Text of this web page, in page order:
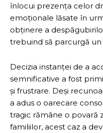
înlocui prezența celor
emoționale lăsate în
obținere a
trebuind să parcurgă
Decizia instanței de a
semnificative a fost
și frustrare. Deși
a adus o oarecare
tragic rămâne o povară
familiilor, acest caz a